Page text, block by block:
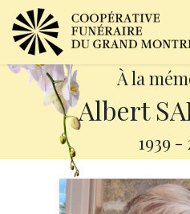
À la
Albert
1939 -